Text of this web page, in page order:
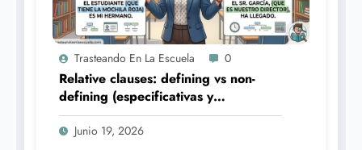
Trasteando En La Escuela 0
Relative clauses: defining vs non-
defining (especificativas y
explicativas)
Junio 19, 2026